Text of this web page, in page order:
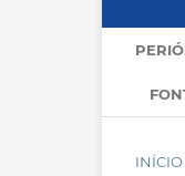
INÍCIO